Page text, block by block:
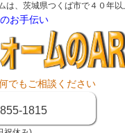
は、茨城県つくば市で４０年
お手伝い
でもご相談ください
1815